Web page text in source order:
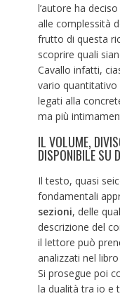
l’autore ha
alle complessità
frutto di questa
scoprire quali
Cavallo infatti,
vario quantitativo
legati alla
ma più
IL VOLUME,
DISPONIBILE SU
Il testo, quasi
fondamentali
sezioni, delle
descrizione del
il lettore può
analizzati nel
Si prosegue poi
la dualità tra io e